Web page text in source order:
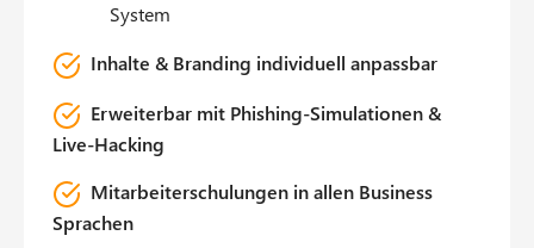
System
Inhalte & Branding individuell anpassbar
Erweiterbar mit Phishing-Simulationen &
Live-Hacking
Mitarbeiterschulungen in allen Business
Sprachen